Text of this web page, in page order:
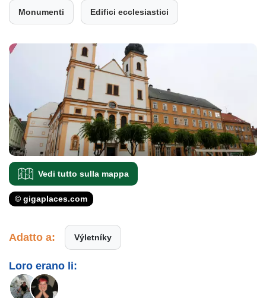
Monumenti Edifici ecclesiastici
Vedi tutto sulla mappa
© gigaplaces.com
Adatto a: Výletníky
Loro erano li: